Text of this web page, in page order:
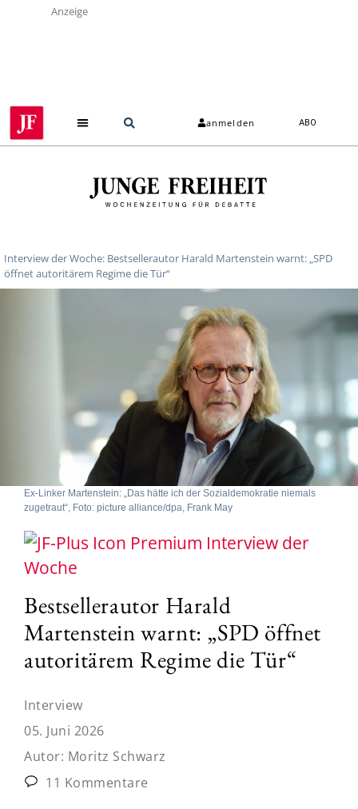
Anzeige
anmelden ABO
Interview der Woche: Bestsellerautor Harald Martenstein warnt: „SPD
öffnet autoritärem Regime die Tür“
Ex-Linker Martenstein: „Das hätte ich der Sozialdemokratie niemals
zugetraut“, Foto: picture alliance/dpa, Frank May
Interview der
Woche
Bestsellerautor Harald
Martenstein warnt: „SPD öffnet
autoritärem Regime die Tür“
Interview
05. Juni 2026
Autor: Moritz Schwarz
11 Kommentare